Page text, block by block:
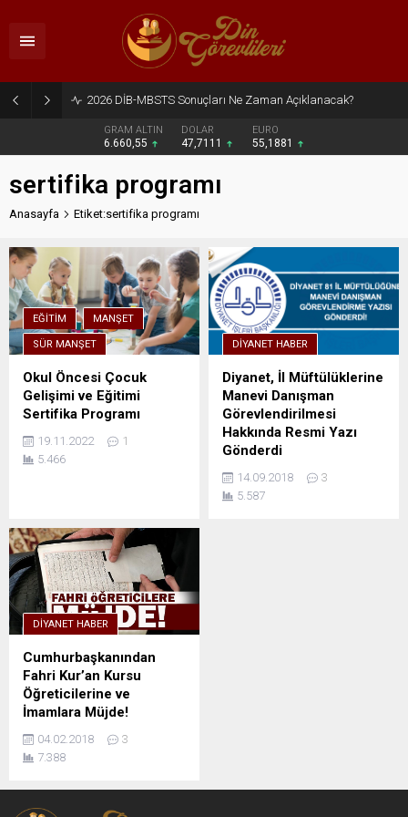
2026 DİB-MBSTS Sonuçları Ne Zaman Açıklanacak?
GRAM ALTIN
6.660,55
DOLAR
47,7111
EURO
55,1881
sertifika programı
Anasayfa Etiket:sertifika programı
EĞITIM MANŞET
SÜR MANŞET
Okul Öncesi Çocuk
Gelişimi ve Eğitimi
Sertifika Programı
19.11.2022
1
5.466
DIYANET HABER
Diyanet, İl Müftülüklerine
Manevi Danışman
Görevlendirilmesi
Hakkında Resmi Yazı
Gönderdi
14.09.2018
3
5.587
DIYANET HABER
Cumhurbaşkanından
Fahri Kur’an Kursu
Öğreticilerine ve
İmamlara Müjde!
04.02.2018
3
7.388